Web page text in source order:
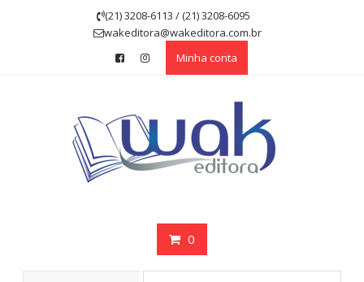
(21) 3208-6113 / (21) 3208-6095
wakeditora@wakeditora.com.br
Minha conta
0